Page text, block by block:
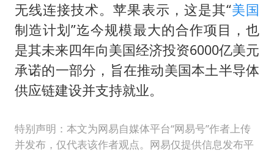
我国外贸延续良好增长态势
夯实基础开新局
无线连接技术。苹果表示，这是其“美国
制造计划”迄今规模最大的合作项目，也
是其未来四年向美国经济投资6000亿美元
承诺的一部分，旨在推动美国本土半导体
供应链建设并支持就业。
特别声明：本文为网易自媒体平台“网易号”作者上传
并发布，仅代表该作者观点。网易仅提供信息发布平